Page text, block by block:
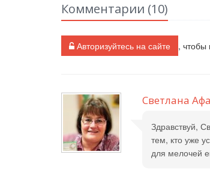
Комментарии (10)
Авторизуйтесь на сайте , чтобы
Светлана
Здравствуй,
тем, кто уже
для мелочей